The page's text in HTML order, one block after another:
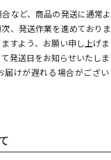
など、商品の発送に通常
、発送作業を進めており
すよう、お願い申し上げま
発送日をお知らせいたしま
けが遅れる場合がござい